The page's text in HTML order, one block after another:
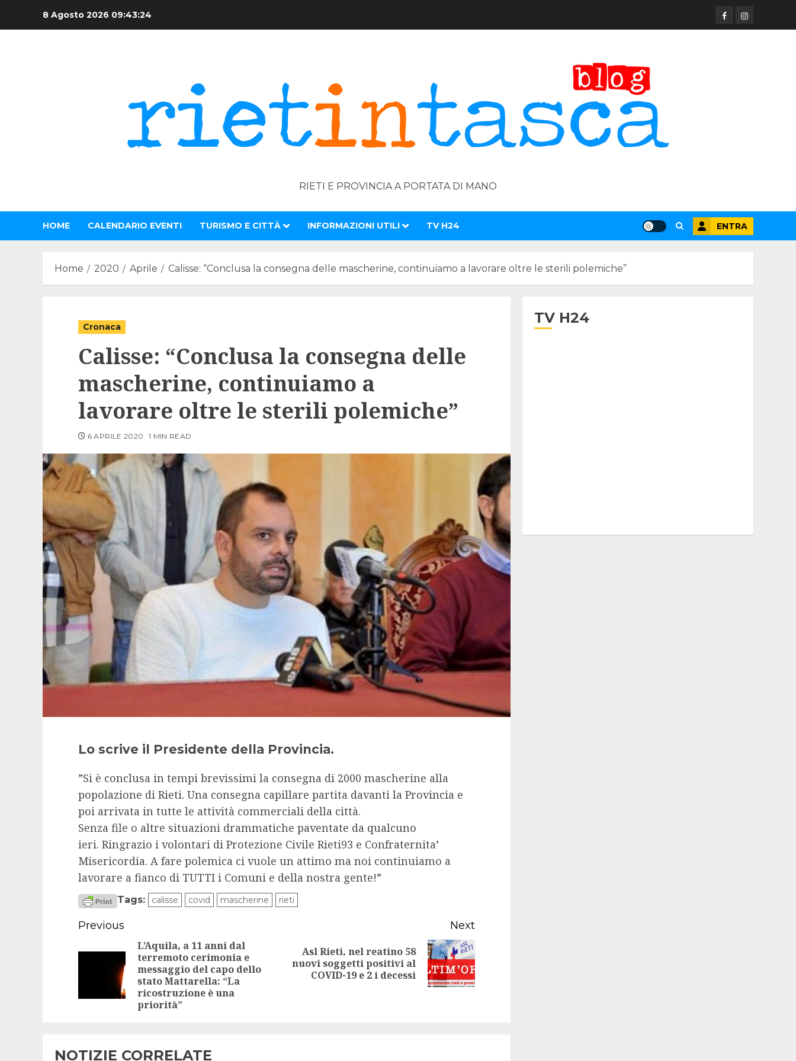
8 Agosto 2026 09:43:25 FacebookInstagram
RIETI E PROVINCIA A PORTATA DI MANO
HOME CALENDARIO EVENTI TURISMO E CITTÀ INFORMAZIONI UTILI TV H24 ENTRA
Home 2020 Aprile Calisse: “Conclusa la consegna delle mascherine, continuiamo a lavorare oltre le sterili polemiche”
Cronaca
Calisse: “Conclusa la consegna delle
mascherine, continuiamo a
lavorare oltre le sterili polemiche”
6 APRILE 2020 1 MIN READ
Lo scrive il Presidente della Provincia.
”Si è conclusa in tempi brevissimi la consegna di 2000 mascherine alla
popolazione di Rieti. Una consegna capillare partita davanti la Provincia e
poi arrivata in tutte le attività commerciali della città.
Senza file o altre situazioni drammatiche paventate da qualcuno
ieri. Ringrazio i volontari di Protezione Civile Rieti93 e Confraternita’
Misericordia. A fare polemica ci vuole un attimo ma noi continuiamo a
lavorare a fianco di TUTTI i Comuni e della nostra gente!”
Tags: calisse covid mascherine rieti
Continue
Reading
Previous
Previous
L’Aquila, a 11 anni dal
terremoto cerimonia e
messaggio del capo dello
stato Mattarella: “La
ricostruzione è una
priorità”
Next
Next
Asl Rieti, nel reatino 58
nuovi soggetti positivi al
COVID-19 e 2 i decessi
NOTIZIE CORRELATE
TV H24